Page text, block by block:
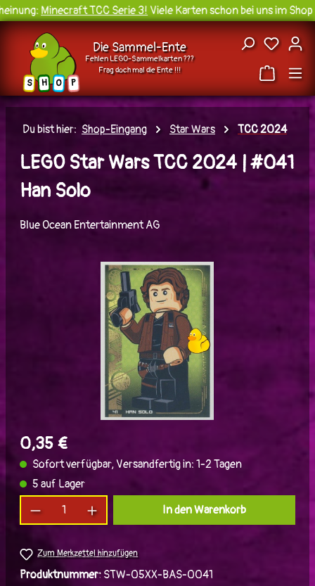
Zum Hauptinhalt springen
Minecraft TCC Serie 3!Viele Karten schon bei uns im Shop
S H O P
Die Sammel-Ente
Fehlen LEGO-Sammelkarten ???
Frag doch mal die Ente !!!
Du
Du bist hier: Shop-Eingang Star Wars TCC 2024
LEGO Star Wars TCC 2024 | #041
Han Solo
Blue Ocean Entertainment AG
Bildergalerie überspringen
0,35 €
Sofort verfügbar, Versandfertig in: 1-2 Tagen
5 auf Lager
Produkt Anzahl: Gib den gewünschten Wert
In den Warenkorb
Zum Merkzettel hinzufügen
Produktnummer: STW-05XX-BAS-0041